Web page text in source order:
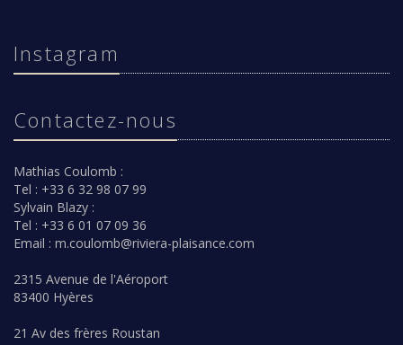
Instagram
Contactez-nous
Mathias Coulomb :
Tel : +33 6 32 98 07 99
Sylvain Blazy :
Tel : +33 6 01 07 09 36
Email : m.coulomb@riviera-plaisance.com
2315 Avenue de l'Aéroport
83400 Hyères
21 Av des frères Roustan